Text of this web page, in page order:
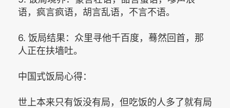
语，疯言疯语，胡言乱语，不言不语。
6. 饭局结果：众里寻他千百度，蓦然回首，那
人正在扶墙吐。
中国式饭局心得：
世上本来只有饭没有局，但吃饭的人多了就有局